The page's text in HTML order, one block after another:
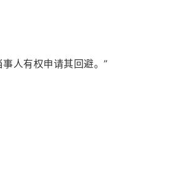
人有权申请其回避。”